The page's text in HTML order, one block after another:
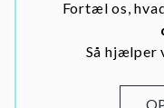
Fortæl os,
Så hjælper